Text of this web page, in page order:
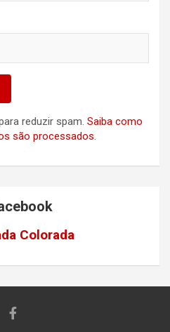
reduzir spam. Saiba como
são processados.
Colorada